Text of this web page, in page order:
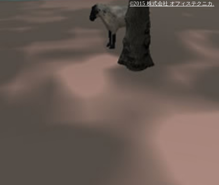
©2015 株式会社 オフィステクニカ.